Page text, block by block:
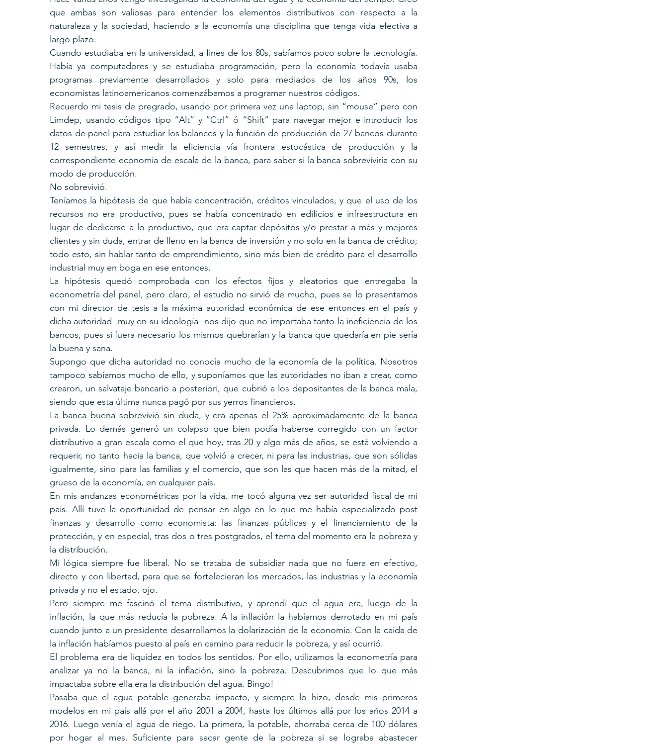
que ambas son valiosas para entender los elementos distributivos con respecto a la
naturaleza y la sociedad, haciendo a la economía una disciplina que tenga vida efectiva a
largo plazo.
Cuando estudiaba en la universidad, a fines de los 80s, sabíamos poco sobre la tecnología.
Había ya computadores y se estudiaba programación, pero la economía todavía usaba
programas previamente desarrollados y solo para mediados de los años 90s, los
economistas latinoamericanos comenzábamos a programar nuestros códigos.
Recuerdo mi tesis de pregrado, usando por primera vez una laptop, sin “mouse” pero con
Limdep, usando códigos tipo “Alt” y “Ctrl” ó “Shift” para navegar mejor e introducir los
datos de panel para estudiar los balances y la función de producción de 27 bancos durante
12 semestres, y así medir la eficiencia vía frontera estocástica de producción y la
correspondiente economía de escala de la banca, para saber si la banca sobreviviría con su
modo de producción.
No sobrevivió.
Teníamos la hipótesis de que había concentración, créditos vinculados, y que el uso de los
recursos no era productivo, pues se había concentrado en edificios e infraestructura en
lugar de dedicarse a lo productivo, que era captar depósitos y/o prestar a más y mejores
clientes y sin duda, entrar de lleno en la banca de inversión y no solo en la banca de crédito;
todo esto, sin hablar tanto de emprendimiento, sino más bien de crédito para el desarrollo
industrial muy en boga en ese entonces.
La hipótesis quedó comprobada con los efectos fijos y aleatorios que entregaba la
econometría del panel, pero claro, el estudio no sirvió de mucho, pues se lo presentamos
con mi director de tesis a la máxima autoridad económica de ese entonces en el país y
dicha autoridad -muy en su ideología- nos dijo que no importaba tanto la ineficiencia de los
bancos, pues si fuera necesario los mismos quebrarían y la banca que quedaría en pie sería
la buena y sana.
Supongo que dicha autoridad no conocía mucho de la economía de la política. Nosotros
tampoco sabíamos mucho de ello, y suponíamos que las autoridades no iban a crear, como
crearon, un salvataje bancario a posteriori, que cubrió a los depositantes de la banca mala,
siendo que esta última nunca pagó por sus yerros financieros.
La banca buena sobrevivió sin duda, y era apenas el 25% aproximadamente de la banca
privada. Lo demás generó un colapso que bien podía haberse corregido con un factor
distributivo a gran escala como el que hoy, tras 20 y algo más de años, se está volviendo a
requerir, no tanto hacia la banca, que volvió a crecer, ni para las industrias, que son sólidas
igualmente, sino para las familias y el comercio, que son las que hacen más de la mitad, el
grueso de la economía, en cualquier país.
En mis andanzas econométricas por la vida, me tocó alguna vez ser autoridad fiscal de mi
país. Allí tuve la oportunidad de pensar en algo en lo que me había especializado post
finanzas y desarrollo como economista: las finanzas públicas y el financiamiento de la
protección, y en especial, tras dos o tres postgrados, el tema del momento era la pobreza y
la distribución.
Mi lógica siempre fue liberal. No se trataba de subsidiar nada que no fuera en efectivo,
directo y con libertad, para que se fortelecieran los mercados, las industrias y la economía
privada y no el estado, ojo.
Pero siempre me fascinó el tema distributivo, y aprendí que el agua era, luego de la
inflación, la que más reducía la pobreza. A la inflación la habíamos derrotado en mi país
cuando junto a un presidente desarrollamos la dolarización de la economía. Con la caída de
la inflación habíamos puesto al país en camino para reducir la pobreza, y así ocurrió.
El problema era de liquidez en todos los sentidos. Por ello, utilizamos la econometría para
analizar ya no la banca, ni la inflación, sino la pobreza. Descubrimos que lo que más
impactaba sobre ella era la distribución del agua. Bingo!
Pasaba que el agua potable generaba impacto, y siempre lo hizo, desde mis primeros
modelos en mi país allá por el año 2001 a 2004, hasta los últimos allá por los años 2014 a
2016. Luego venía el agua de riego. La primera, la potable, ahorraba cerca de 100 dólares
por hogar al mes. Suficiente para sacar gente de la pobreza si se lograba abastecer